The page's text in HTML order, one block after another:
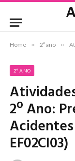
Home » 2º ano »
2º ANO
2º Ano:
Acidentes
EF02CI03)